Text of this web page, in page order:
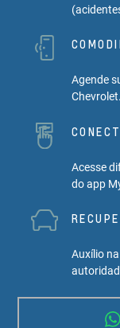
Agende
Chevrolet.
Acesse
do app
Auxílio